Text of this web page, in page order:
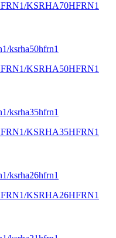
KSRHA70HFRN1
KSRHA50HFRN1
KSRHA35HFRN1
KSRHA26HFRN1